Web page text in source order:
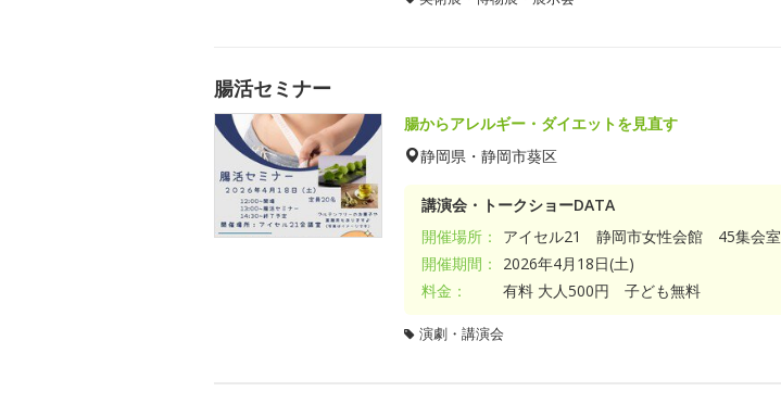
腸活セミナー
腸からアレルギー・ダイエットを見直す
静岡県・静岡市葵区
講演会・トークショーDATA
開催場所：
アイセル21 静岡市女性会館 45集会室
開催期間：
2026年4月18日(土)
料金：
有料 大人500円 子ども無料
演劇・講演会